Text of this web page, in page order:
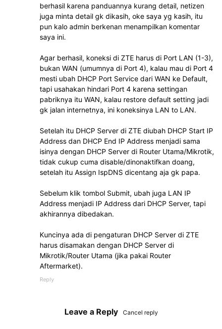
berhasil karena panduannya kurang detail, netizen
juga minta detail gk dikasih, oke saya yg kasih, itu
pun kalo admin berkenan menampilkan komentar
saya ini.
Agar berhasil, koneksi di ZTE harus di Port LAN (1-3),
bukan WAN (umumnya di Port 4), kalau mau di Port 4
mesti ubah DHCP Port Service dari WAN ke Default,
tapi usahakan hindari Port 4 karena settingan
pabriknya itu WAN, kalau restore default setting jadi
gk jalan internetnya, ini koneksinya LAN to LAN.
Setelah itu DHCP Server di ZTE diubah DHCP Start IP
Address dan DHCP End IP Address menjadi sama
isinya dengan DHCP Server di Router Utama/Mikrotik,
tidak cukup cuma disable/dinonaktifkan doang,
setelah itu Assign IspDNS dicentang aja gk papa.
Sebelum klik tombol Submit, ubah juga LAN IP
Address menjadi IP Address dari DHCP Server, tapi
akhirannya dibedakan.
Kuncinya ada di pengaturan DHCP Server di ZTE
harus disamakan dengan DHCP Server di
Mikrotik/Router Utama (jika pakai Router
Aftermarket).
Reply
Leave a Reply Cancel reply